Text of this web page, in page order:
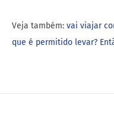
Veja também: vai viajar
que é permitido levar?